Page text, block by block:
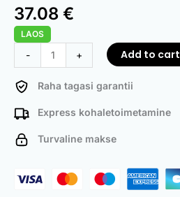
Rated 4.78
out of 5
based on
221
customer
ratings
37.08 €
LAOS
-
Gasket
Repair
+ Add to cart
Raha tagasi garantii
Express kohaletoimetamine
Turvaline makse